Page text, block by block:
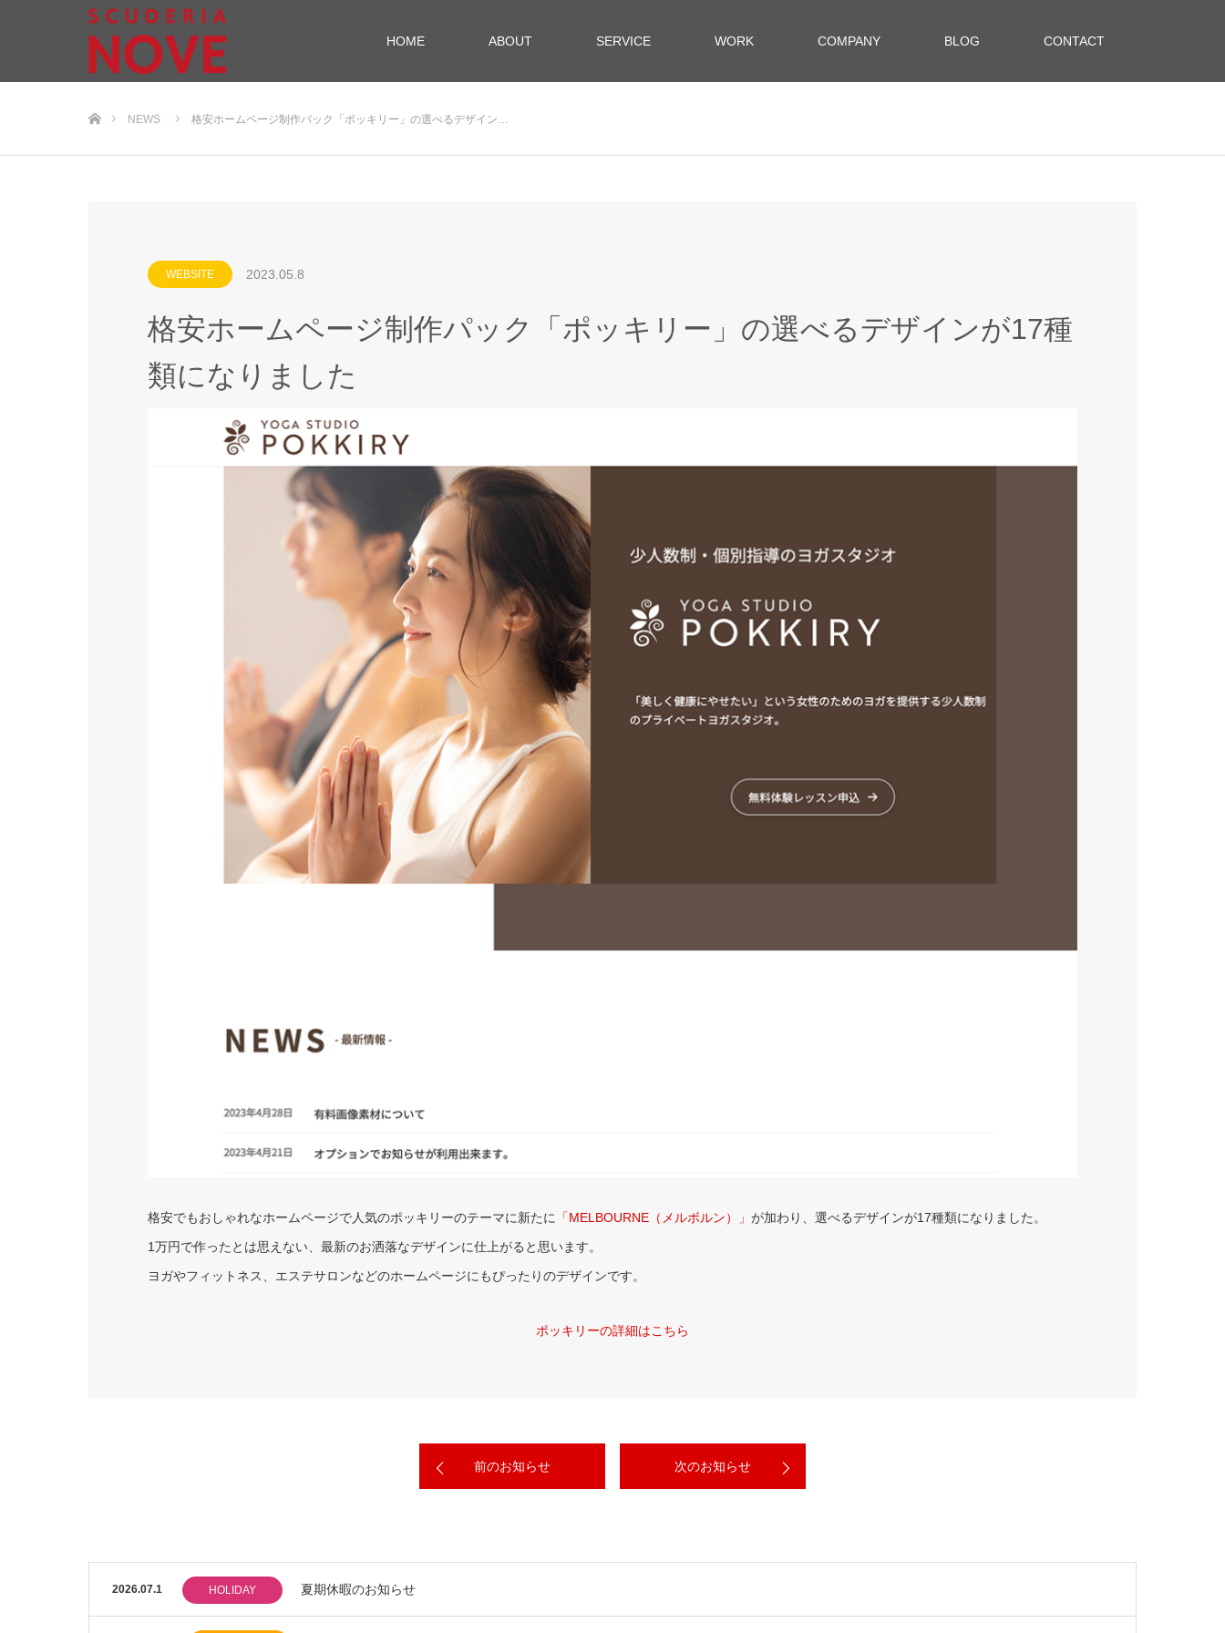
HOME ABOUT SERVICE WORK COMPANY BLOG CONTACT
NEWS 格安ホームページ制作パック「ポッキリー」の選べるデザイン…
WEBSITE 2023.05.8
格安ホームページ制作パック「ポッキリー」の選べるデザインが17種
類になりました
格安でもおしゃれなホームページで人気のポッキリーのテーマに新たに 「MELBOURNE（メルボルン）」 が加わり、選べるデザインが17種類になりました。
1万円で作ったとは思えない、最新のお洒落なデザインに仕上がると思います。
ヨガやフィットネス、エステサロンなどのホームページにもぴったりのデザインです。
ポッキリーの詳細はこちら
前のお知らせ 次のお知らせ
2026.07.1 HOLIDAY 夏期休暇のお知らせ